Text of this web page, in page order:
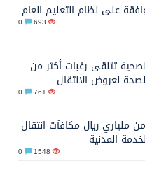
نظام التعليم العام
0
تتلقى رغبات أكثر من
0
ريال مكافآت انتقال
0